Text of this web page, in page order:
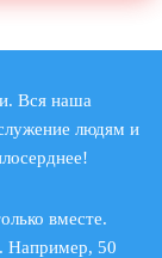
Вся наша
людям и
вместе.
Например, 50